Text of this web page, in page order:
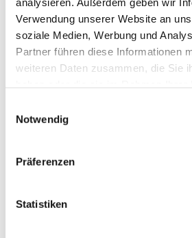
Verwendung unserer Website an
soziale Medien, Werbung und
Partner führen diese Informationen
weiteren Daten zusammen, die Sie
Notwendig
Präferenzen
Statistiken
Ansprechpartner